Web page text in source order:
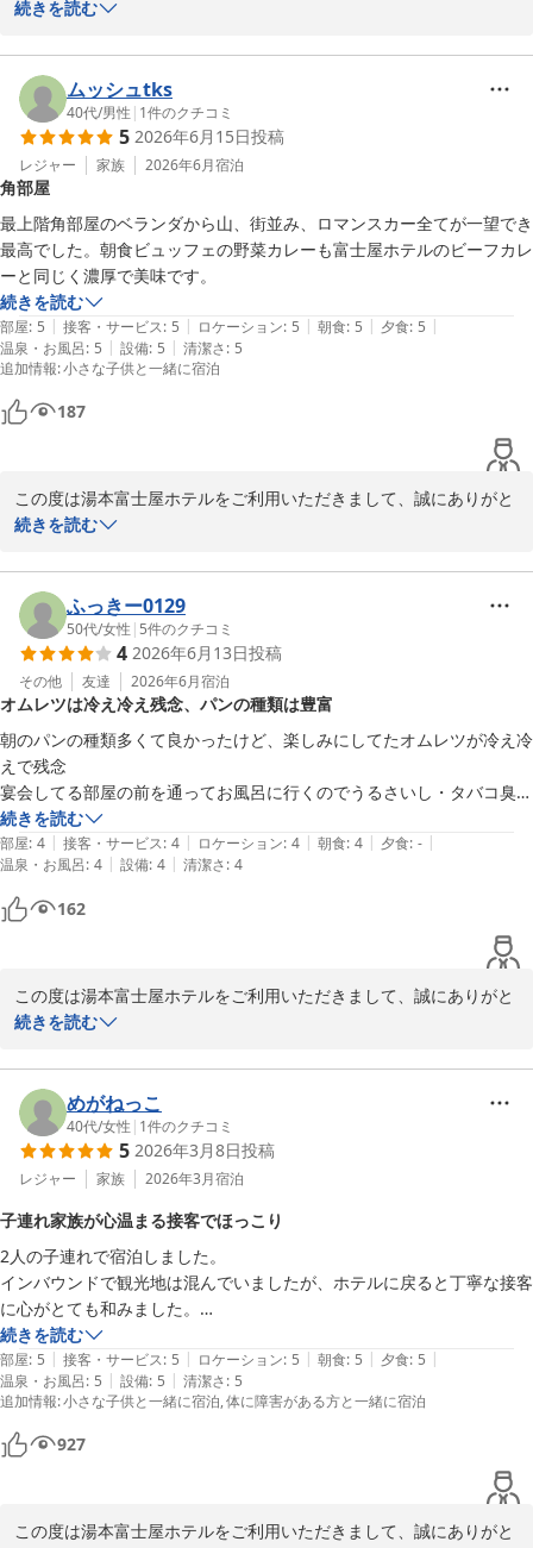
うございます。
テル」との大変光栄なお言葉を頂戴し、嬉しさと同時に身の引き締
まる思いでございます。
快適な一日のスタートをお手伝いできたのであれば幸いです。
当ホテルの夕食につきましては、日本料理・フランス料理・中国料
理のレストランがございまして、季節の食材を活かしたメニューを
ご用意しております。
次回お越しの際は、ぜひご夕食もお楽しみいただければ幸いです。
これからも歴史に甘んじることなく、皆様に安心とご満足を提供で
きるようスタッフ一同努めてまいります。
また箱根へお越しの際は、ぜひお立ち寄りくださいませ。
お客様のまたのご来館を、心よりお待ち申し上げております。
箱根湯本温泉 湯本富士屋ホテル
2026-07-28
続きを読む
ムッシュtks
40代/男性 | 1件のクチコミ
5 2026年6月15日投稿
レジャー 家族 2026年6月宿泊
角部屋
最上階角部屋のベランダから山、街並み、ロマンスカー全てが一望でき
最高でした。朝食ビュッフェの野菜カレーも富士屋ホテルのビーフカレ
ーと同じく濃厚で美味です。
続きを読む
部屋: 5 | 接客・サービス: 5 | ロケーション: 5 | 朝食: 5 | 夕食: 5 |
温泉・お風呂: 5 | 設備: 5 | 清潔さ: 5
追加情報:小さな子供と一緒に宿泊
187
この度は湯本富士屋ホテルをご利用いただきまして、誠にありがと
うございます。
と、大変嬉しく拝読いたしました。
日常を離れた特別なひとときをお過ごしいただけたのであれば幸い
でございます。
また、朝食ビュッフェの野菜カレーについても嬉しいお言葉をいた
だき、大変光栄に存じます。
キッチンやレストランスタッフにも、頂戴いたしましたご投稿を共
有させていただきました。
これからも皆様に感動していただけるおもてなしと空間をご提供で
きますよう、スタッフ一同励んでまいります。
またのご来館を、心よりお待ち申し上げております。
箱根湯本温泉 湯本富士屋ホテル
続きを読む
ふっきー0129
50代/女性 | 5件のクチコミ
4 2026年6月13日投稿
その他 友達 2026年6月宿泊
オムレツは冷え冷え残念、パンの種類は豊富
朝のパンの種類多くて良かったけど、楽しみにしてたオムレツが冷え冷
えで残念
宴会してる部屋の前を通ってお風呂に行くのでうるさいし・タバコ臭い
し最悪でした。
続きを読む
部屋: 4 | 接客・サービス: 4 | ロケーション: 4 | 朝食: 4 | 夕食: - |
温泉・お風呂: 4 | 設備: 4 | 清潔さ: 4
162
この度は湯本富士屋ホテルをご利用いただきまして、誠にありがと
うございます。
申し上げます。
ご朝食につきまして、パンの種類をお楽しみいただけたとのお言葉
を頂戴し、大変嬉しく存じます。
一方で、楽しみにされていたオムレツが冷めた状態でのご提供とな
り、ご期待に沿えませんでしたこと、誠に申し訳ございませんでし
また、大浴場へ向かう際に宴会場付近の騒音や喫煙スペース前のた
ばこの臭いにより、ご不快な思いをおかけしましたこと、重ねてお
詫び申し上げます。
頂戴いたしましたご意見は関係部署へ共有し、朝食の提供方法や館
内環境への配慮について見直しを図り、より快適にお過ごしいただ
けるよう努めてまいります。
誠に勝手なお願いではございますが、また機会がございましたら湯
本富士屋ホテルをご利用いただけますと幸いでございます。
スタッフ一同、心よりお待ち申し上げております。
続きを読む
めがねっこ
40代/女性 | 1件のクチコミ
5 2026年3月8日投稿
レジャー 家族 2026年3月宿泊
子連れ家族が心温まる接客でほっこり
2人の子連れで宿泊しました。
インバウンドで観光地は混んでいましたが、ホテルに戻ると丁寧な接客
に心がとても和みました。
夕飯をいただく際は、子どもに特性があることを伝えると、お席も配慮
して下さいました。
幼稚園生の子どもが途中で飽きてしまうと、女性のスタッフの方が「こ
れおすすめ。美味しいよ。食べてみて〜」、「食べられたね〜えらい
ね」など何度も優しく声をかけてくださり、普段落ち着かなく食べてい
る親も含め、家族でほっこりしました。
男性のスタッフの方も、子どもの食べやすいメニューを教えてくださ
り、注文して無事に食事を楽しく終えることができました。
続きを読む
部屋: 5 | 接客・サービス: 5 | ロケーション: 5 | 朝食: 5 | 夕食: 5 |
温泉・お風呂: 5 | 設備: 5 | 清潔さ: 5
追加情報:小さな子供と一緒に宿泊 体に障害がある方と一緒に宿泊
927
この度は湯本富士屋ホテルをご利用いただきまして、誠にありがと